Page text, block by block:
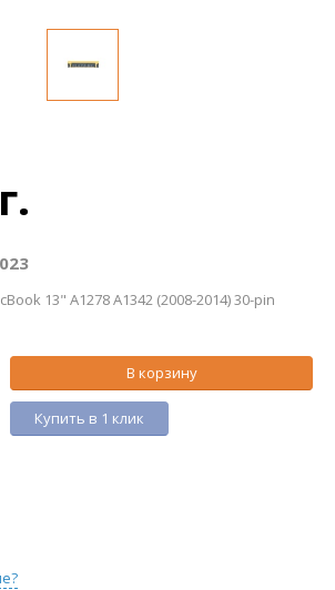
13" A1278 A1342 (2008-2014) 30-pin
В корзину
Купить в 1 клик